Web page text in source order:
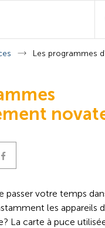
Wall of fitness
Nos experts
Contact
Les programmes
Facebook
passer votre temps
les appareils
La carte à puce